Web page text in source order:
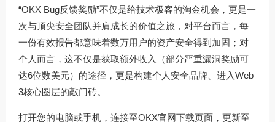
“OKX Bug反馈奖励”不仅是给技术极客的淘金机会，更是一
次与顶尖安全团队并肩成长的价值之旅，对平台而言，每
一份有效报告都意味着数万用户的资产安全得到加固；对
个人而言，这不仅是获取额外收入（部分严重漏洞奖励可
达6位数美元）的途径，更是构建个人安全品牌、进入Web
3核心圈层的敲门砖。
打开您的电脑或手机，连接至OKX官网下载页面，更新至